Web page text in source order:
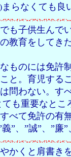
まらなくても良
も子供生んで
教育をしてき
ものには免許
と。育児する
わない。す
も重要なとこ
べて免許の有
”、”誠”、”廉
かくと肩書き